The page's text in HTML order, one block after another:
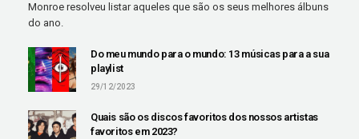
Monroe resolveu listar aqueles que são os seus melhores álbuns
do ano.
Do meu mundo para o mundo: 13 músicas para a sua
playlist
29/12/2023
Quais são os discos favoritos dos nossos artistas
favoritos em 2023?